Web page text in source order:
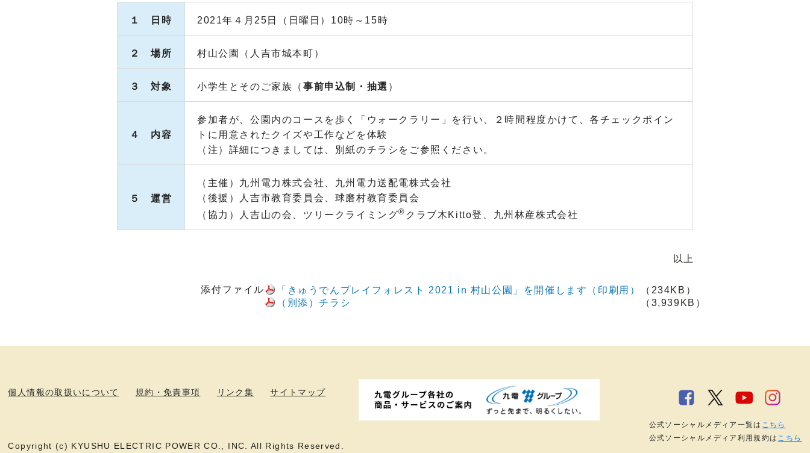
１ 日時 2021年４月25日（日曜日）10時～15時
２ 場所 村山公園（人吉市城本町）
３ 対象 小学生とそのご家族（ 事前申込制・抽選 ）
４ 内容
参加者が、公園内のコースを歩く「ウォークラリー」を行い、２時間程度かけて、各チェックポイン
トに用意されたクイズや工作などを体験
（注）詳細につきましては、別紙のチラシをご参照ください。
５ 運営
（主催）九州電力株式会社、九州電力送配電株式会社
（後援）人吉市教育委員会、球磨村教育委員会
（協力）人吉山の会、ツリークライミング® クラブ木Kitto登、九州林産株式会社
以上
添付ファイル 「きゅうでんプレイフォレスト 2021 in 村山公園」を開催します（印刷用）
（234KB）
（別添）チラシ
（3,939KB）
個人情報の取扱いについて 規約・免責事項 リンク集 サイトマップ
Copyright (c) KYUSHU ELECTRIC POWER CO., INC. All Rights Reserved.
公式ソーシャルメディア一覧は こちら
公式ソーシャルメディア利用規約は こちら